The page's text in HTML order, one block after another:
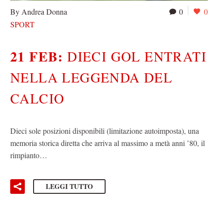
0 0
By Andrea Donna
SPORT
21 FEB:DIECI GOL ENTRATI
NELLA LEGGENDA DEL
CALCIO
Dieci sole posizioni disponibili (limitazione autoimposta), una
memoria storica diretta che arriva al massimo a metà anni ’80, il
rimpianto…
LEGGI TUTTO